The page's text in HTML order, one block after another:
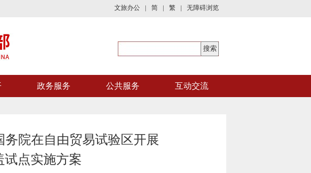
文旅办公 | 简 | 繁 | 无障碍浏览
政务服务 公共服务 互动交流
院在自由贸易试验区开展
试点实施方案